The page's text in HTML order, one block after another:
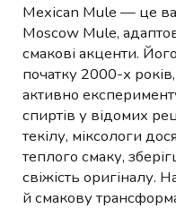
Mexican Mule — це
Moscow Mule,
смакові акценти.
початку 2000-х
активно
спиртів у відомих
текілу, міксологи
теплого смаку,
свіжість оригіналу.
й смакову